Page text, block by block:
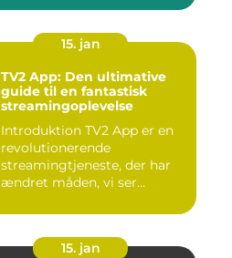
15. jan
TV2 App: Den ultimative
guide til en fantastisk
streamingoplevelse
Introduktion TV2 App er en
revolutionerende
streamingtjeneste, der har
ændret måden, vi ser
15. jan